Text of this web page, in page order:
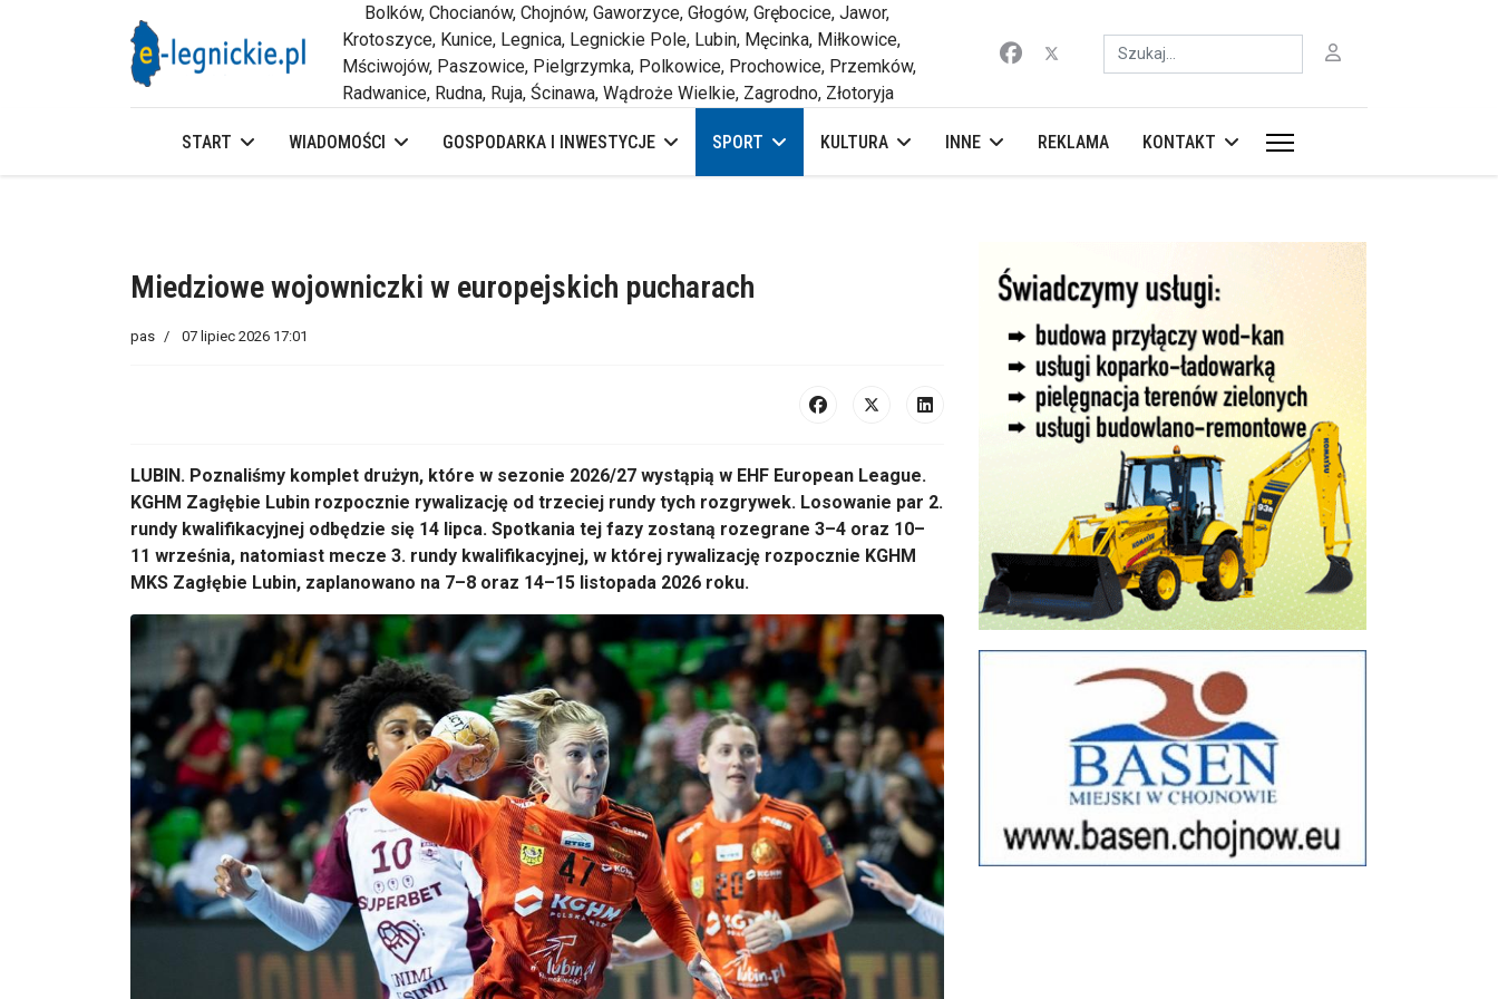
Bolków, Chocianów, Chojnów, Gaworzyce, Głogów, Grębocice, Jawor,
Krotoszyce, Kunice, Legnica, Legnickie Pole, Lubin, Męcinka, Miłkowice,
Mściwojów, Paszowice, Pielgrzymka, Polkowice, Prochowice, Przemków,
Radwanice, Rudna, Ruja, Ścinawa, Wądroże Wielkie, Zagrodno, Złotoryja
Szukaj
START WIADOMOŚCI GOSPODARKA I INWESTYCJE SPORT KULTURA INNE REKLAMA KONTAKT
Miedziowe wojowniczki w europejskich pucharach
pas 07 lipiec 2026 17:01
LUBIN. Poznaliśmy komplet drużyn, które w sezonie 2026/27 wystąpią w EHF European League.
KGHM Zagłębie Lubin rozpocznie rywalizację od trzeciej rundy tych rozgrywek. Losowanie par 2.
rundy kwalifikacyjnej odbędzie się 14 lipca. Spotkania tej fazy zostaną rozegrane 3–4 oraz 10–
11 września, natomiast mecze 3. rundy kwalifikacyjnej, w której rywalizację rozpocznie KGHM
MKS Zagłębie Lubin, zaplanowano na 7–8 oraz 14–15 listopada 2026 roku.